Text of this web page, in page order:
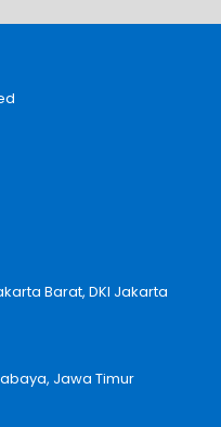
Barat, DKI Jakarta
Jawa Timur